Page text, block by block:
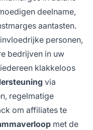
deelname,
aantasten.
personen,
bedrijven in uw
klakkeloos
via
regelmatige
om affiliates te
met de